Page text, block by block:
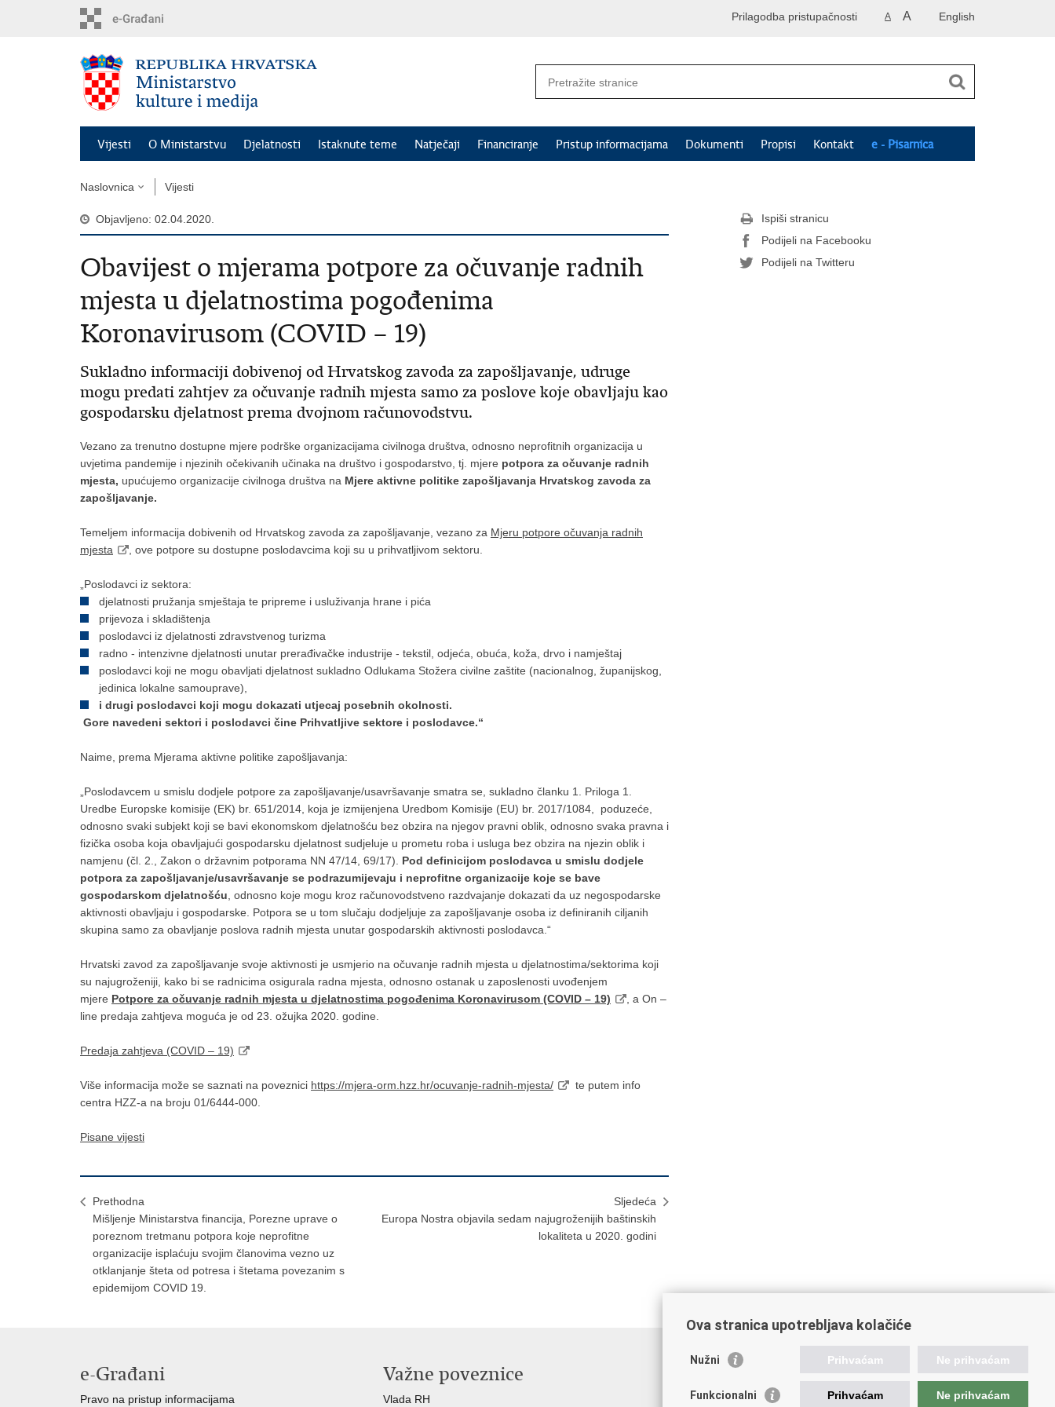
English
A A
Prilagodba pristupačnosti
Vijesti O Ministarstvu Djelatnosti Istaknute teme Natječaji Financiranje Pristup informacijama Dokumenti Propisi Kontakt e - Pisarnica
Naslovnica Vijesti
Objavljeno: 02.04.2020.
Obavijest o mjerama potpore za očuvanje radnih
mjesta u djelatnostima pogođenima
Koronavirusom (COVID – 19)
Sukladno informaciji dobivenoj od Hrvatskog zavoda za zapošljavanje, udruge
mogu predati zahtjev za očuvanje radnih mjesta samo za poslove koje obavljaju kao
gospodarsku djelatnost prema dvojnom računovodstvu.
Vezano za trenutno dostupne mjere podrške organizacijama civilnoga društva, odnosno neprofitnih organizacija u
uvjetima pandemije i njezinih očekivanih učinaka na društvo i gospodarstvo, tj. mjere potpora za očuvanje radnih
mjesta, upućujemo organizacije civilnoga društva na Mjere aktivne politike zapošljavanja Hrvatskog zavoda za
zapošljavanje.
Temeljem informacija dobivenih od Hrvatskog zavoda za zapošljavanje, vezano za Mjeru potpore očuvanja radnih
mjesta
, ove potpore su dostupne poslodavcima koji su u prihvatljivom sektoru.
„Poslodavci iz sektora:
djelatnosti pružanja smještaja te pripreme i usluživanja hrane i pića
prijevoza i skladištenja
poslodavci iz djelatnosti zdravstvenog turizma
radno - intenzivne djelatnosti unutar prerađivačke industrije - tekstil, odjeća, obuća, koža, drvo i namještaj
poslodavci koji ne mogu obavljati djelatnost sukladno Odlukama Stožera civilne zaštite (nacionalnog, županijskog,
jedinica lokalne samouprave),
i drugi poslodavci koji mogu dokazati utjecaj posebnih okolnosti.
Gore navedeni sektori i poslodavci čine Prihvatljive sektore i poslodavce.“
Naime, prema Mjerama aktivne politike zapošljavanja:
„Poslodavcem u smislu dodjele potpore za zapošljavanje/usavršavanje smatra se, sukladno članku 1. Priloga 1.
Uredbe Europske komisije (EK) br. 651/2014, koja je izmijenjena Uredbom Komisije (EU) br. 2017/1084, poduzeće,
odnosno svaki subjekt koji se bavi ekonomskom djelatnošću bez obzira na njegov pravni oblik, odnosno svaka pravna i
fizička osoba koja obavljajući gospodarsku djelatnost sudjeluje u prometu roba i usluga bez obzira na njezin oblik i
namjenu (čl. 2., Zakon o državnim potporama NN 47/14, 69/17).
Pod definicijom poslodavca u smislu dodjele
potpora za zapošljavanje/usavršavanje se podrazumijevaju i neprofitne organizacije koje se bave
gospodarskom djelatnošću , odnosno koje mogu kroz računovodstveno razdvajanje dokazati da uz negospodarske
aktivnosti obavljaju i gospodarske. Potpora se u tom slučaju dodjeljuje za zapošljavanje osoba iz definiranih ciljanih
skupina samo za obavljanje poslova radnih mjesta unutar gospodarskih aktivnosti poslodavca.“
Hrvatski zavod za zapošljavanje svoje aktivnosti je usmjerio na očuvanje radnih mjesta u djelatnostima/sektorima koji
su najugroženiji, kako bi se radnicima osigurala radna mjesta, odnosno ostanak u zaposlenosti uvođenjem
mjere Potpore za očuvanje radnih mjesta u djelatnostima pogođenima Koronavirusom (COVID – 19)
, a On –
line predaja zahtjeva moguća je od 23. ožujka 2020. godine.
Predaja zahtjeva (COVID – 19)
Više informacija može se saznati na poveznici https://mjera-orm.hzz.hr/ocuvanje-radnih-mjesta/
te putem info
centra HZZ-a na broju 01/6444-000.
Pisane vijesti
Prethodna
Mišljenje Ministarstva financija, Porezne uprave o
poreznom tretmanu potpora koje neprofitne
organizacije isplaćuju svojim članovima vezno uz
otklanjanje šteta od potresa i štetama povezanim s
epidemijom COVID 19.
Sljedeća
Europa Nostra objavila sedam najugroženijih baštinskih
lokaliteta u 2020. godini
Ispiši stranicu
Podijeli na Facebooku
Podijeli na Twitteru
e-Građani
Pravo na pristup informacijama
Važne poveznice
Vlada RH
Ostale poveznice
Hrvatski restauratorski zavod
Ova stranica upotrebljava kolačiće
Nužni Prihvaćam Ne prihvaćam
Funkcionalni Prihvaćam Ne prihvaćam